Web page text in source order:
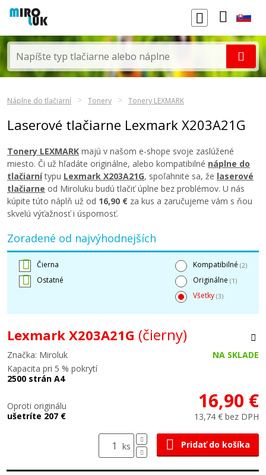
Náplne do tlačiarní Tonery Tonery LEXMARK
Laserové tlačiarne Lexmark X203A21G
Tonery LEXMARK majú v našom e-shope svoje zaslúžené
miesto. Či už hľadáte originálne, alebo kompatibilné náplne do
tlačiarnítypu Lexmark X203A21G, spoľahnite sa, že laserové
tlačiarne od Miroluku budú tlačiť úplne bez problémov. U nás
kúpite túto náplň už od 16,90 € za kus a zaručujeme vám s ňou
skvelú výťažnosť i úspornosť.
Zoradené od najvýhodnejších
Čierna
Ostatné
Kompatibilné (2)
Originálne (1)
Všetky (3)
Lexmark X203A21G (čierny)
Značka: Miroluk
NA SKLADE
Kapacita pri 5 % pokrytí
2500 strán A4
Oproti originálu
ušetríte 207 €
16,90 €
13,74 € bez DPH
ks Pridať do košíka